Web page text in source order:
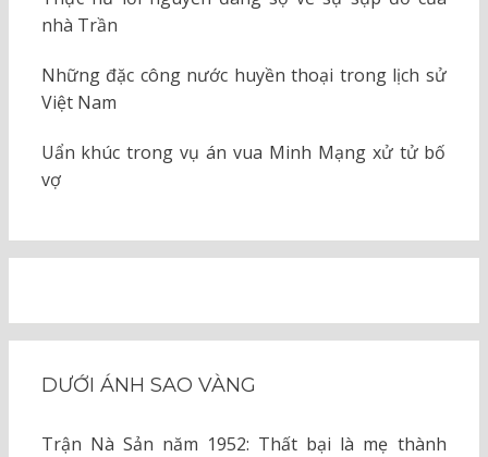
nhà Trần
Những đặc công nước huyền thoại trong lịch sử
Việt Nam
Uẩn khúc trong vụ án vua Minh Mạng xử tử bố
vợ
DƯỚI ÁNH SAO VÀNG
Trận Nà Sản năm 1952: Thất bại là mẹ thành